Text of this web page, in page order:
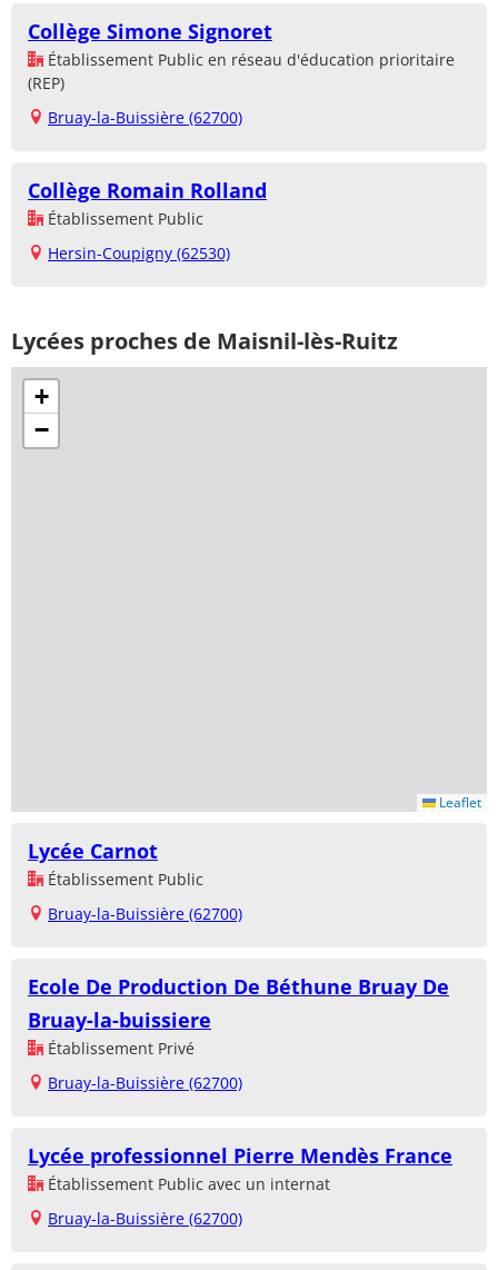
Collège Simone Signoret
Établissement Public en réseau d'éducation prioritaire
(REP)
Bruay-la-Buissière (62700)
Collège Romain Rolland
Établissement Public
Hersin-Coupigny (62530)
Lycées proches de Maisnil-lès-Ruitz
+
−
Leaflet
Lycée Carnot
Établissement Public
Bruay-la-Buissière (62700)
Ecole De Production De Béthune Bruay De
Bruay-la-buissiere
Établissement Privé
Bruay-la-Buissière (62700)
Lycée professionnel Pierre Mendès France
Établissement Public avec un internat
Bruay-la-Buissière (62700)